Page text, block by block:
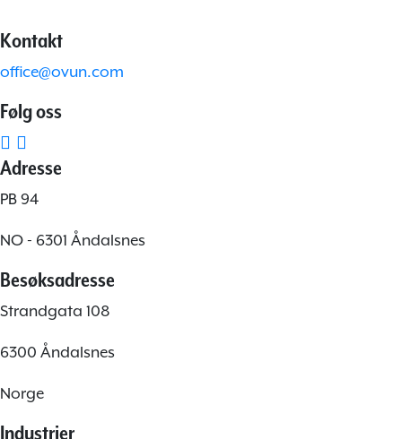
Kontakt
office@ovun.com
Følg oss
Adresse
PB 94
NO - 6301 Åndalsnes
Besøksadresse
Strandgata 108
6300 Åndalsnes
Norge
Industrier